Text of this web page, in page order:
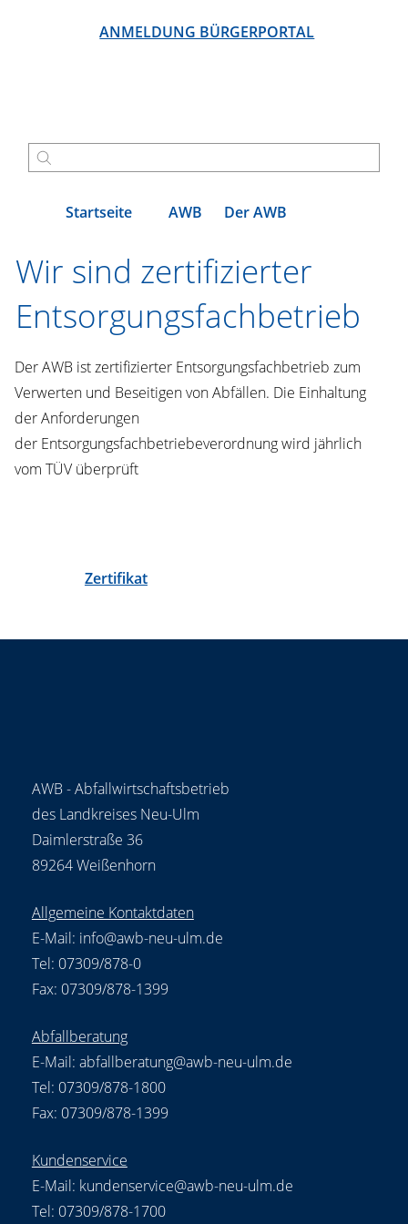
ANMELDUNG BÜRGERPORTAL
Wir sind zertifizierter
Entsorgungsfachbetrieb
Startseite AWB Der AWB
Zertifikat
Der AWB ist zertifizierter Entsorgungsfachbetrieb zum
Verwerten und Beseitigen von Abfällen. Die Einhaltung
der Anforderungen
der Entsorgungsfachbetriebeverordnung wird jährlich
vom TÜV überprüft
AWB - Abfallwirtschaftsbetrieb
des Landkreises Neu-Ulm
Daimlerstraße 36
89264 Weißenhorn
Allgemeine Kontaktdaten
E-Mail: info@awb-neu-ulm.de
Tel: 07309/878-0
Fax: 07309/878-1399
Abfallberatung
E-Mail: abfallberatung@awb-neu-ulm.de
Tel: 07309/878-1800
Fax: 07309/878-1399
Kundenservice
E-Mail: kundenservice@awb-neu-ulm.de
Tel: 07309/878-1700